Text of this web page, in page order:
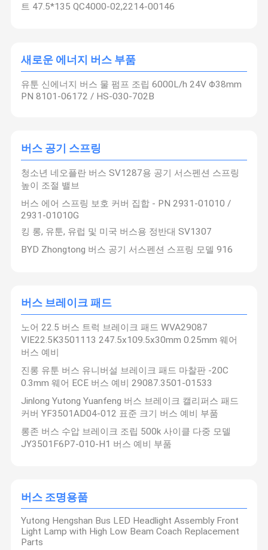
홈
트 47.5*135 QC4000-02,2214-00146
새로운 에너지 버스 부품
유툰 신에너지 버스 물 펌프 조립 6000L/h 24V Φ38mm
PN 8101-06172 / HS-030-702B
버스 공기 스프링
청소년 네오플란 버스 SV1287용 공기 서스펜션 스프링
높이 조절 밸브
버스 에어 스프링 보호 커버 집합 - PN 2931-01010 /
2931-01010G
킹 롱, 유툰, 유럽 및 미국 버스용 정반대 SV1307
BYD Zhongtong 버스 공기 서스펜션 스프링 모델 916
버스 브레이크 패드
노어 22.5 버스 트럭 브레이크 패드 WVA29087
VIE22.5K3501113 247.5x109.5x30mm 0.25mm 웨어
버스 예비
진롱 유툰 버스 유니버설 브레이크 패드 마찰판 -20C
0.3mm 웨어 ECE 버스 예비 29087.3501-01533
Jinlong Yutong Yuanfeng 버스 브레이크 캘리퍼스 패드
커버 YF3501AD04-012 표준 크기 버스 예비 부품
롱존 버스 수압 브레이크 조립 500k 사이클 다중 모델
JY3501F6P7-010-H1 버스 예비 부품
버스 조명용품
Yutong Hengshan Bus LED Headlight Assembly Front
Light Lamp with High Low Beam Coach Replacement
Parts
난징 딩구안 자동차 부품 회사 (Nanjing Dingguan Automotive
Parts Co., Ltd.) 는 고품질의 자동차 부품의 뛰어난 제조업체이자 글
로벌 공급업체입니다.우리는 항상 우수성과 혁신에 충실했습니다.,
차시 부품, 브레이크 시스템 솔루션을 포함한 광범위한 자동차 부품
의 설계, 개발 및 생산에 초점을 맞추고 있습니다.우리의 광범위한 제
품 카탈로그는 당연히 다양한 특정 요구를 포함합니다.다양한 고객
의 정확한 요구 사항을 충족시킬 수 있도록 보장합니다.